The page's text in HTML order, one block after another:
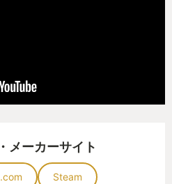
メーカーサイト
Steam